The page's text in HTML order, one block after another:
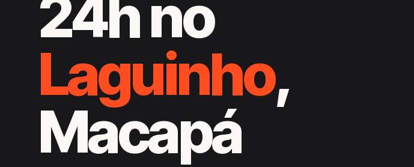
24h no
Laguinho,
Macapá